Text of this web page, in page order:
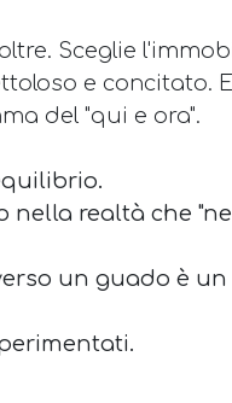
Sceglie
e concitato.
del "qui e ora".
nella realtà che
un guado è